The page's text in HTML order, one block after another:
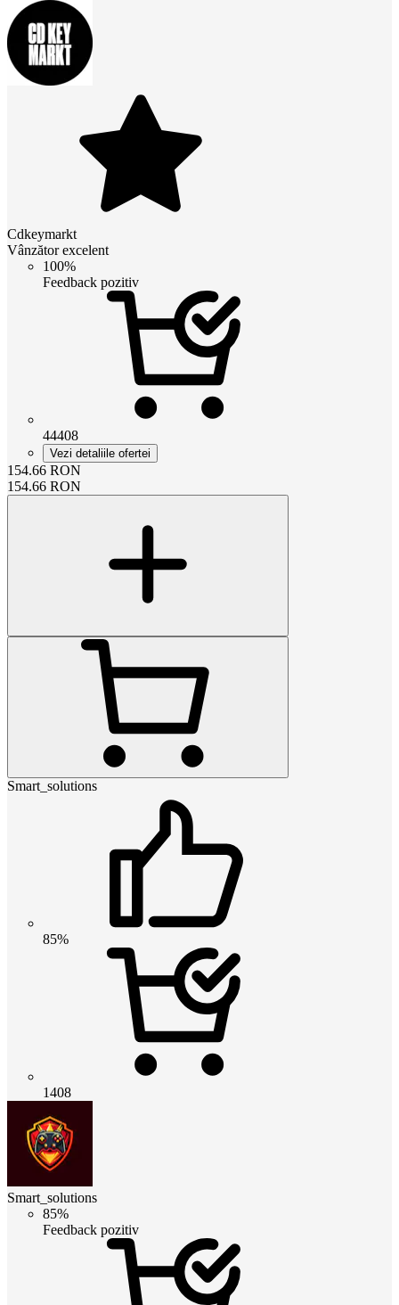
Cdkeymarkt
Vânzător excelent
100%
Feedback pozitiv
44408
Vezi detaliile ofertei
154.66 RON
154.66 RON
Smart_solutions
85%
1408
Smart_solutions
85%
Feedback pozitiv